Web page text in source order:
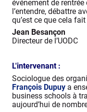
événement de
l’entendre, débattre
qu’est ce que cela
Jean Besançon
Directeur de l’UODC
L'intervenant :
Sociologue des
François Dupuy a
business schools à
aujourd’hui de